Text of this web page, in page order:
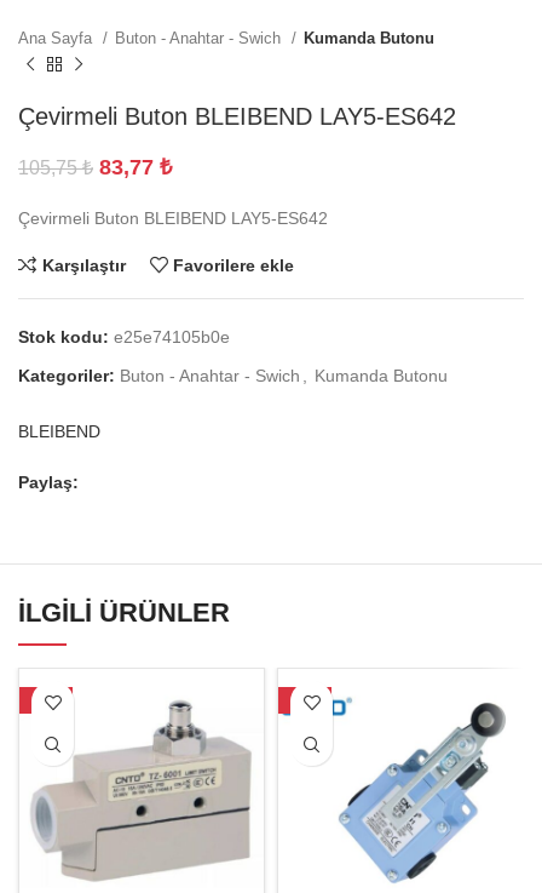
Ana Sayfa Buton - Anahtar - Swich Kumanda Butonu
Çevirmeli Buton BLEIBEND LAY5-ES642
105,75₺ 83,77 ₺
Çevirmeli Buton BLEIBEND LAY5-ES642
Karşılaştır Favorilere ekle
Stok kodu: e25e74105b0e
Kategoriler: Buton - Anahtar - Swich Kumanda Butonu
BLEIBEND
Paylaş:
İLGILI ÜRÜNLER
-20% -18%